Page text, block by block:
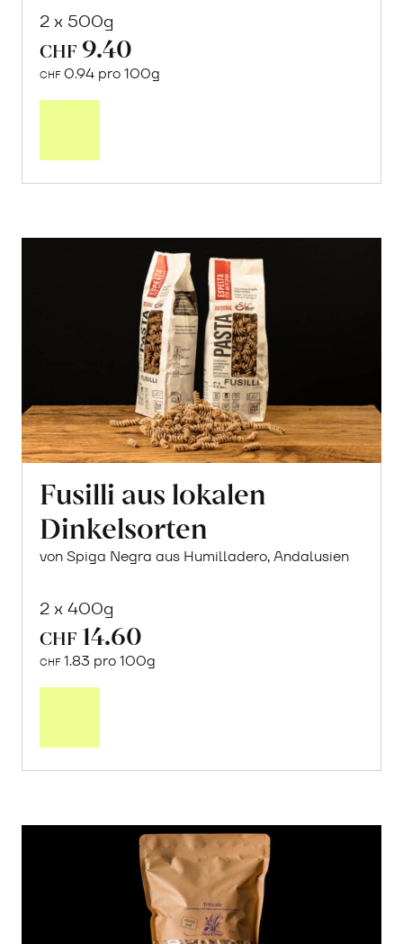
2 x 500g
CHF 9.40
CHF 0.94 pro 100g
Fusilli aus lokalen
Dinkelsorten
von Spiga Negra aus Humilladero, Andalusien
2 x 400g
CHF 14.60
CHF 1.83 pro 100g